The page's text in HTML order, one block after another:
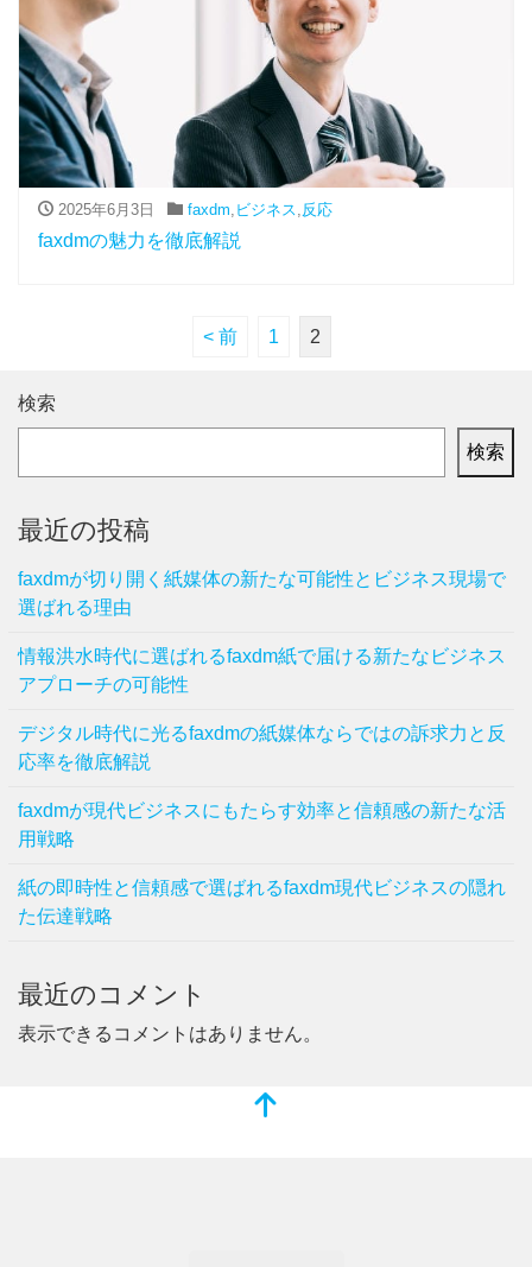
2025年6月3日 faxdm ビジネス 反応
faxdmの魅力を徹底解説
< 前 1 2
検索
検索
最近の投稿
faxdmが切り開く紙媒体の新たな可能性とビジネス現場で
選ばれる理由
情報洪水時代に選ばれるfaxdm紙で届ける新たなビジネス
アプローチの可能性
デジタル時代に光るfaxdmの紙媒体ならではの訴求力と反
応率を徹底解説
faxdmが現代ビジネスにもたらす効率と信頼感の新たな活
用戦略
紙の即時性と信頼感で選ばれるfaxdm現代ビジネスの隠れ
た伝達戦略
最近のコメント
表示できるコメントはありません。